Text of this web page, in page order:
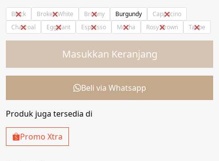
adalah:
Rp 173.000.
ini
adalah:
Rp 162.000.
Black Broken White Browny Burgundy
Cappucino
Charcoal
Eggplant Espresso Mocha Rosy Brown Taupe
Masukkan Keranjang
Beli via Whatsapp
Produk juga tersedia di
Promo Xtra